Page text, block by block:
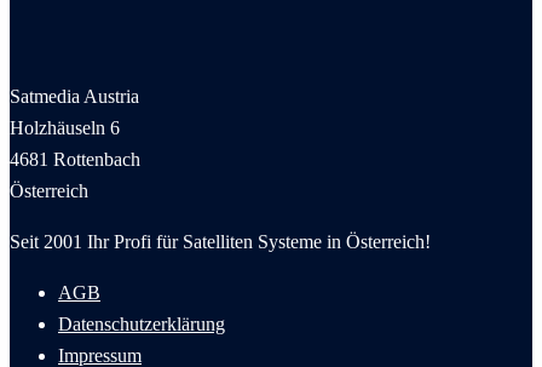
Satmedia Austria
Holzhäuseln 6
4681 Rottenbach
Österreich
Seit 2001 Ihr Profi für Satelliten Systeme in Österreich!
AGB
Datenschutzerklärung
Impressum